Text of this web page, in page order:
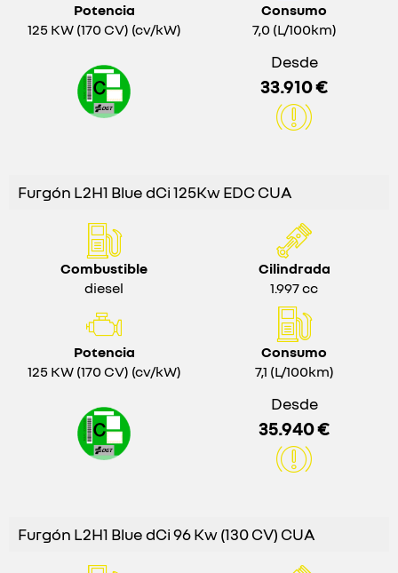
Potencia
125 KW (170 CV) (cv/kW)
Consumo
7,0 (L/100km)
Desde
33.910 €
Furgón L2H1 Blue dCi 125Kw EDC CUA
Combustible
diesel
Cilindrada
1.997 cc
Potencia
125 KW (170 CV) (cv/kW)
Consumo
7,1 (L/100km)
Desde
35.940 €
Furgón L2H1 Blue dCi 96 Kw (130 CV) CUA